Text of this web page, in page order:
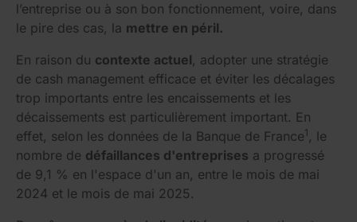
l’entreprise ou à son bon fonctionnement, voire, dans
le pire des cas, la mettre en péril.
En raison du contexte actuel, adopter une stratégie
de cash management efficace et éviter les décalages
trop importants entre les encaissements et les
décaissements est particulièrement important. En
effet, selon les données de la Banque de France1 , le
nombre de défaillances d'entreprises a progressé
de 9,1 % en l'espace d'un an, entre le mois de mai
2024 et le mois de mai 2025.